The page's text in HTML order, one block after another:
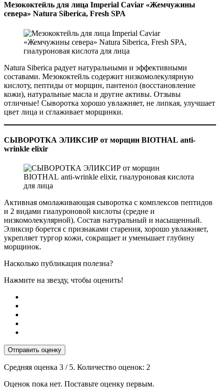
Мезококтейль для лица Imperial Caviar «Жемчужины
севера» Natura Siberica, Fresh SPA
Natura Siberica радует натуральными и эффективными
составами. Мезококтейль содержит низкомолекулярную
кислоту, пептиды от морщин, пантенол (восстановление
кожи), натуральные масла и другие активы. Отзывы
отличные! Сыворотка хорошо увлажняет, не липкая, улучшает
цвет лица и сглаживает морщинки.
СЫВОРОТКА ЭЛИКСИР от морщин BIOTHAL anti-
wrinkle elixir
Активная омолаживающая сыворотка с комплексов пептидов
и 2 видами гиалуроновой кислоты (средне и
низкомолекулярной). Состав натуральный и насыщенный.
Эликсир борется с признаками старения, хорошо увлажняет,
укрепляет тургор кожи, сокращает и уменьшает глубину
морщинок.
Насколько публикация полезна?
Нажмите на звезду, чтобы оценить!
Отправить оценку
Средняя оценка 3 / 5. Количество оценок: 2
Оценок пока нет. Поставьте оценку первым.